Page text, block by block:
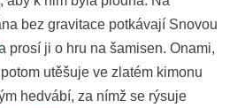
bez gravitace potkávají Snovou
prosí ji o hru na šamisen. Onami,
utěšuje ve zlatém kimonu
hedvábí, za nímž se rýsuje